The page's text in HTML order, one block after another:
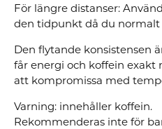
För längre distanser:
den tidpunkt då du
Den flytande konsistensen
får energi och koffein exakt
att kompromissa med
Varning: innehåller koffein.
Rekommenderas inte för